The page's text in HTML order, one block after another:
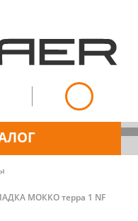
МОККО терра 1 NF